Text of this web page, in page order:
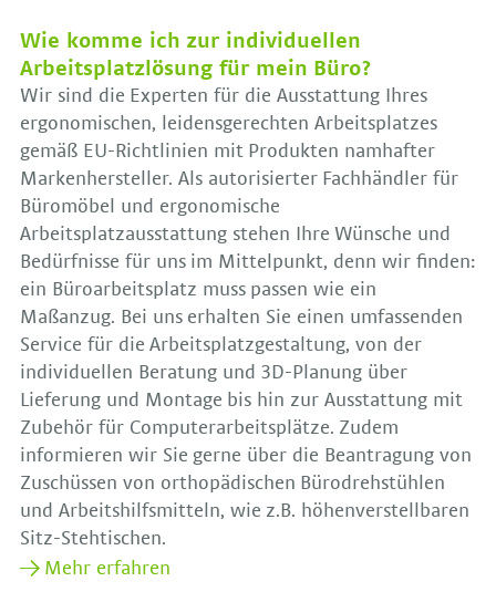
Wie komme ich zur individuellen
Arbeitsplatzlösung für mein Büro?
Wir sind die Experten für die Ausstattung Ihres
ergonomischen, leidensgerechten Arbeitsplatzes
gemäß EU-Richtlinien mit Produkten namhafter
Markenhersteller. Als autorisierter Fachhändler für
Büromöbel und ergonomische
Arbeitsplatzausstattung stehen Ihre Wünsche und
Bedürfnisse für uns im Mittelpunkt, denn wir finden:
ein Büroarbeitsplatz muss passen wie ein
Maßanzug. Bei uns erhalten Sie einen umfassenden
Service für die Arbeitsplatzgestaltung, von der
individuellen Beratung und 3D-Planung über
Lieferung und Montage bis hin zur Ausstattung mit
Zubehör für Computerarbeitsplätze. Zudem
informieren wir Sie gerne über die Beantragung von
Zuschüssen von orthopädischen Bürodrehstühlen
und Arbeitshilfsmitteln, wie z.B. höhenverstellbaren
Sitz-Stehtischen.
Mehr erfahren